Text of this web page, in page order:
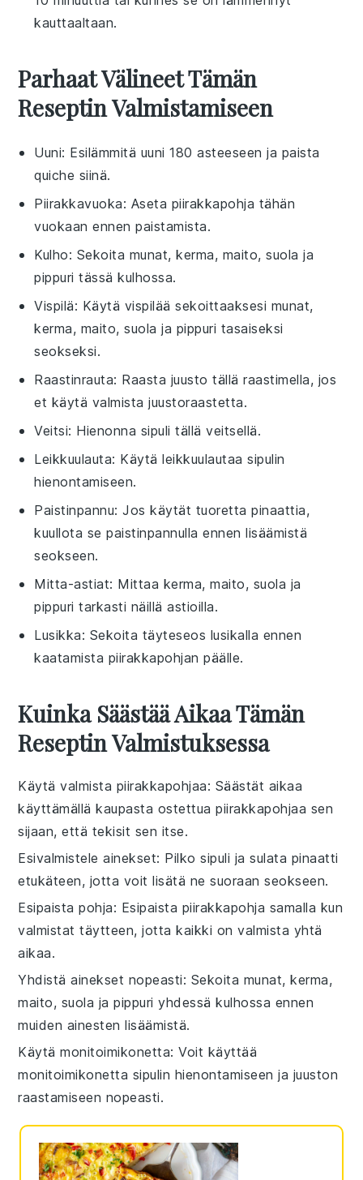
kauttaaltaan.
Parhaat Välineet Tämän
Reseptin Valmistamiseen
Uuni: Esilämmitä uuni 180 asteeseen ja paista
quiche siinä.
Piirakkavuoka: Aseta piirakkapohja tähän
vuokaan ennen paistamista.
Kulho: Sekoita munat, kerma, maito, suola ja
pippuri tässä kulhossa.
Vispilä: Käytä vispilää sekoittaaksesi munat,
kerma, maito, suola ja pippuri tasaiseksi
seokseksi.
Raastinrauta: Raasta juusto tällä raastimella, jos
et käytä valmista juustoraastetta.
Veitsi: Hienonna sipuli tällä veitsellä.
Leikkuulauta: Käytä leikkuulautaa sipulin
hienontamiseen.
Paistinpannu: Jos käytät tuoretta pinaattia,
kuullota se paistinpannulla ennen lisäämistä
seokseen.
Mitta-astiat: Mittaa kerma, maito, suola ja
pippuri tarkasti näillä astioilla.
Lusikka: Sekoita täyteseos lusikalla ennen
kaatamista piirakkapohjan päälle.
Kuinka Säästää Aikaa Tämän
Reseptin Valmistuksessa
Käytä valmista piirakkapohjaa: Säästät aikaa
käyttämällä kaupasta ostettuapiirakkapohjaa sen
sijaan, että tekisit sen itse.
Esivalmistele ainekset: Pilkosipuli ja sulata pinaatti
etukäteen, jotta voit lisätä ne suoraan seokseen.
Esipaista pohja: Esipaista piirakkapohja samalla kun
valmistat täytteen, jotta kaikki on valmista yhtä
aikaa.
Yhdistä ainekset nopeasti: Sekoita munat,kerma,
maito, suola japippuri yhdessä kulhossa ennen
muiden ainesten lisäämistä.
Käytä monitoimikonetta: Voit käyttää
monitoimikonetta sipulin hienontamiseen ja juuston
raastamiseen nopeasti.